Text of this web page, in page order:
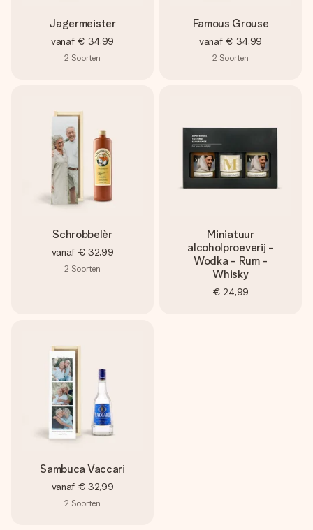
Jagermeister
vanaf € 34,99
2 Soorten
Famous Grouse
vanaf € 34,99
2 Soorten
Schrobbelèr
vanaf € 32,99
2 Soorten
Miniatuur
alcoholproeverij -
Wodka - Rum -
Whisky
€ 24,99
Sambuca Vaccari
vanaf € 32,99
2 Soorten